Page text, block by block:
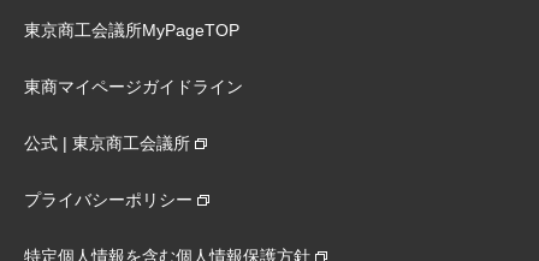
東京商工会議所MyPageTOP
東商マイページガイドライン
公式 | 東京商工会議所
プライバシーポリシー
特定個人情報を含む個人情報保護方針